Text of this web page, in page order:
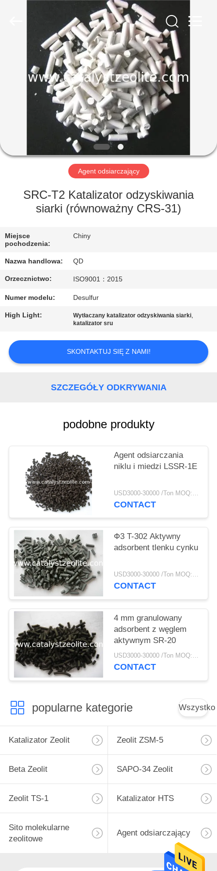
PRODUKTY
WYCIECZKA
FABRYCE
JAKOŚCI
SKONTAKTUJ
SIĘ
Z
NAMI
AKTUALNOŚCI
POLICY
Agent odsiarczający
SRC-T2 Katalizator odzyskiwania
siarki (równoważny CRS-31)
Miejsce
pochodzenia:
Chiny
Nazwa handlowa: QD
Orzecznictwo: ISO9001：2015
Numer modelu: Desulfur
High Light: Wytłaczany katalizator odzyskiwania siarki,
katalizator sru
SKONTAKTUJ SIĘ Z NAMI!
SZCZEGÓŁY ODKRYWANIA
podobne produkty
Agent odsiarczania
niklu i miedzi LSSR-1E
USD3000-30000 /Ton MOQ:1 KG
CONTACT
Ф3 T-302 Aktywny
adsorbent tlenku cynku
USD3000-30000 /Ton MOQ:1 KG
CONTACT
4 mm granulowany
adsorbent z węglem
aktywnym SR-20
USD3000-30000 /Ton MOQ:1 KG
CONTACT
popularne kategorie Wszystko
Katalizator Zeolit Zeolit ​​ZSM-5
Beta Zeolit SAPO-34 Zeolit
Zeolit ​​TS-1 Katalizator HTS
Sito molekularne
zeolitowe
Agent odsiarczający